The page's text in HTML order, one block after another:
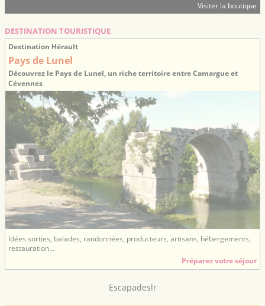
Visiter la boutique
DESTINATION TOURISTIQUE
Destination Hérault
Pays de Lunel
Découvrez le Pays de Lunel, un riche territoire entre Camargue et
Cévennes
Idées sorties, balades, randonnées, producteurs, artisans, hébergements,
restauration...
Préparez votre séjour
Escapadeslr